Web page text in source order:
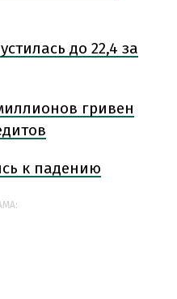
до 22,4 за
гривен
к падению